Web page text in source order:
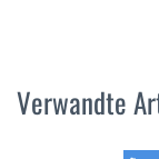
Verwandte